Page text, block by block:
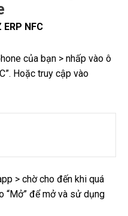
NFC
của bạn > nhấp vào ô
Hoặc truy cập vào
> chờ cho đến khi quá
“Mở” để mở và sử dụng